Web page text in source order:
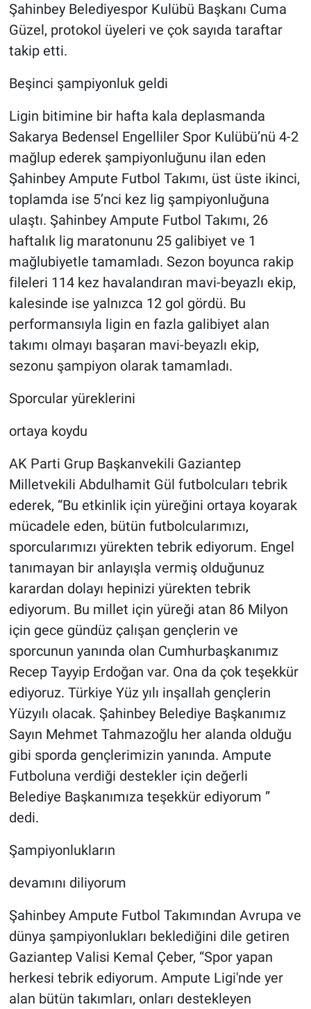
Şahinbey Belediyespor Kulübü Başkanı Cuma
Güzel, protokol üyeleri ve çok sayıda taraftar
takip etti.
Beşinci şampiyonluk geldi
Ligin bitimine bir hafta kala deplasmanda
Sakarya Bedensel Engelliler Spor Kulübü’nü 4-2
mağlup ederek şampiyonluğunu ilan eden
Şahinbey Ampute Futbol Takımı, üst üste ikinci,
toplamda ise 5’nci kez lig şampiyonluğuna
ulaştı. Şahinbey Ampute Futbol Takımı, 26
haftalık lig maratonunu 25 galibiyet ve 1
mağlubiyetle tamamladı. Sezon boyunca rakip
fileleri 114 kez havalandıran mavi-beyazlı ekip,
kalesinde ise yalnızca 12 gol gördü. Bu
performansıyla ligin en fazla galibiyet alan
takımı olmayı başaran mavi-beyazlı ekip,
sezonu şampiyon olarak tamamladı.
Sporcular yüreklerini
ortaya koydu
AK Parti Grup Başkanvekili Gaziantep
Milletvekili Abdulhamit Gül futbolcuları tebrik
ederek, “Bu etkinlik için yüreğini ortaya koyarak
mücadele eden, bütün futbolcularımızı,
sporcularımızı yürekten tebrik ediyorum. Engel
tanımayan bir anlayışla vermiş olduğunuz
karardan dolayı hepinizi yürekten tebrik
ediyorum. Bu millet için yüreği atan 86 Milyon
için gece gündüz çalışan gençlerin ve
sporcunun yanında olan Cumhurbaşkanımız
Recep Tayyip Erdoğan var. Ona da çok teşekkür
ediyoruz. Türkiye Yüz yılı inşallah gençlerin
Yüzyılı olacak. Şahinbey Belediye Başkanımız
Sayın Mehmet Tahmazoğlu her alanda olduğu
gibi sporda gençlerimizin yanında. Ampute
Futboluna verdiği destekler için değerli
Belediye Başkanımıza teşekkür ediyorum ”
dedi.
Şampiyonlukların
devamını diliyorum
Şahinbey Ampute Futbol Takımından Avrupa ve
dünya şampiyonlukları beklediğini dile getiren
Gaziantep Valisi Kemal Çeber, “Spor yapan
herkesi tebrik ediyorum. Ampute Ligi'nde yer
alan bütün takımları, onları destekleyen